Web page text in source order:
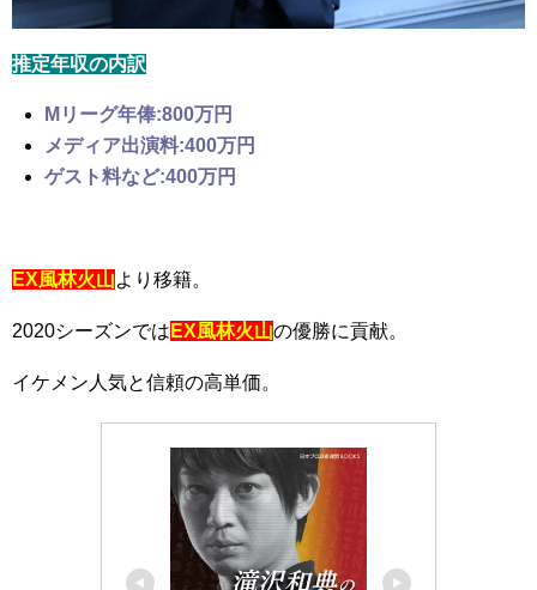
推定年収の内訳
Mリーグ年俸:800万円
メディア出演料:400万円
ゲスト料など:400万円
EX風林火山より移籍。
2020シーズンでは EX風林火山の優勝に貢献。
イケメン人気と信頼の高単価。